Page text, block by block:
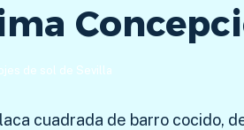
de sol de Sevilla
cuadrada de barro cocido,